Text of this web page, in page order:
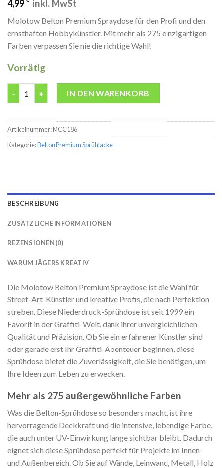
4,99 inkl. MwSt
Molotow Belton Premium Spraydose für den Profi und den
ernsthaften Hobbykünstler. Mit mehr als 275 einzigartigen
Farben verpassen Sie nie die richtige Wahl!
Vorrätig
IN DEN WARENKORB
Artikelnummer:MCC186
Kategorie:Belton Premium Sprühlacke
BESCHREIBUNG
ZUSÄTZLICHE INFORMATIONEN
REZENSIONEN (0)
WARUM JÄGERS KREATIV
Die Molotow Belton Premium Spraydose ist die Wahl für
Street-Art-Künstler und kreative Profis, die nach Perfektion
streben. Diese Niederdruck-Sprühdose ist seit 1999 ein
Favorit in der Graffiti-Welt, dank ihrer unvergleichlichen
Qualität und Präzision. Ob Sie ein erfahrener Künstler sind
oder gerade erst Ihr Graffiti-Abenteuer beginnen, diese
Sprühdose bietet die Zuverlässigkeit, die Sie benötigen, um
Ihre Ideen zum Leben zu erwecken.
Mehr als 275 außergewöhnliche Farben
Was die Belton-Sprühdose so besonders macht, ist ihre
hervorragende Deckkraft und die intensive, lebendige Farbe,
die auch unter UV-Einwirkung lange sichtbar bleibt. Dadurch
eignet sich diese Sprühdose perfekt für Projekte im Innen-
und Außenbereich. Ob Sie auf Wände, Leinwand, Metall, Holz